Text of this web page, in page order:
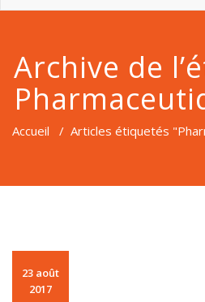
Archive de
Accueil / Articles étiquetés
23 août
2017